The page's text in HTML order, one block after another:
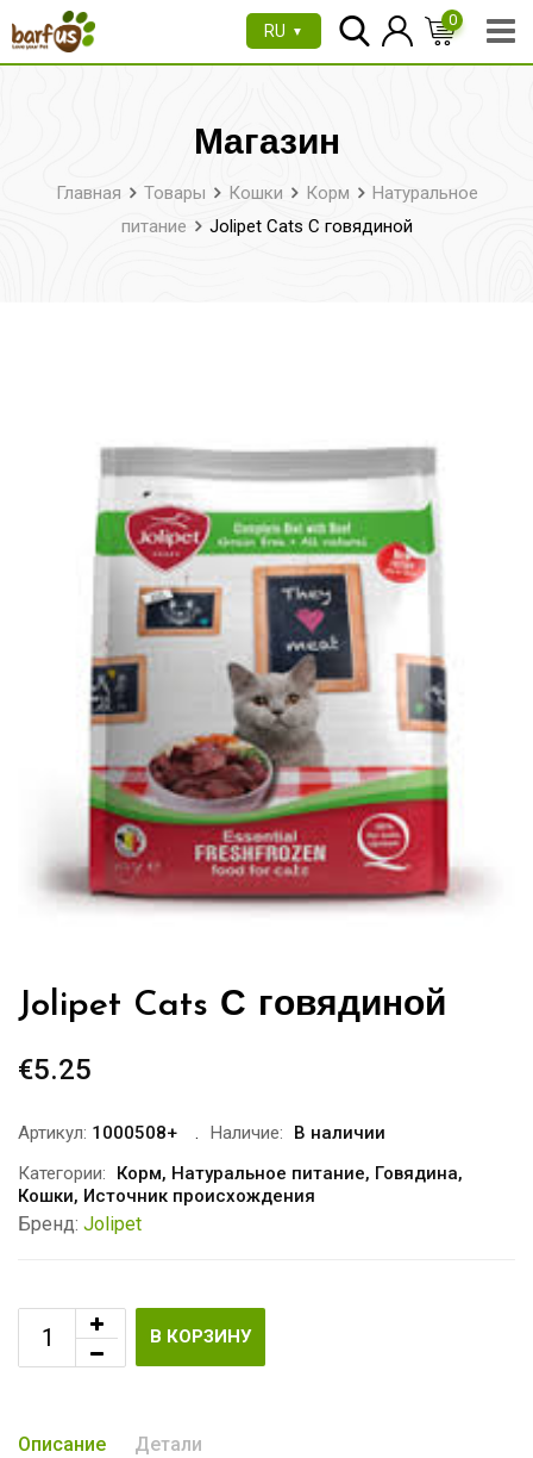
Перейти
RU ▼
0
Магазин
Главная Товары Кошки Корм
Натуральное
питание
Jolipet Cats С говядиной
Jolipet Cats С говядиной
€5.25
Артикул: 1000508+ Наличие:
В наличии
Категории:
Корм, Натуральное питание, Говядина,
Кошки, Источник происхождения
Бренд: Jolipet
В КОРЗИНУ
Описание Детали